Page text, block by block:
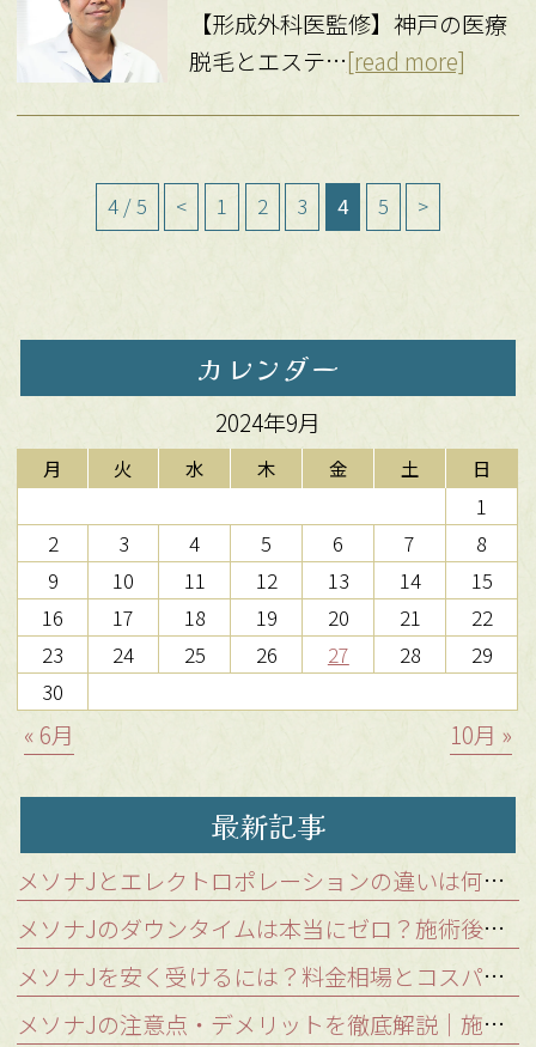
【形成外科医監修】神戸の医療
脱毛とエステ…[read more]
4 / 5 < 1 2 3 4 5 >
カレンダー
2024年9月
月 火 水 木 金 土 日
1
2
3 4 5 6 7
8
9
10 11 12 13 14
15
16
17 18 19 20 21
22
23
24 25 26 27 28
29
30
« 6月 10月 »
最新記事
メソナJとエレクトロポレーションの違いは何？浸透力が格段に高い「メソポレーション法」を解説
メソナJのダウンタイムは本当にゼロ？施術後の肌状態と注意点を徹底解説
メソナJを安く受けるには？料金相場とコスパの良いクリニックの選び方
メソナJの注意点・デメリットを徹底解説｜施術を受けられないケースと稀なリスク